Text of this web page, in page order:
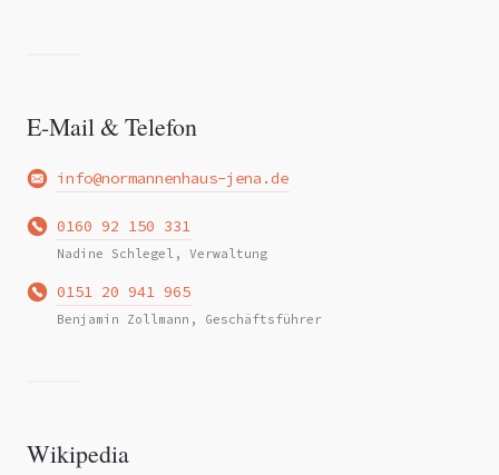
E-Mail & Telefon
info@normannenhaus-jena.de
0160 92 150 331
Nadine Schlegel, Verwaltung
0151 20 941 965
Benjamin Zollmann, Geschäftsführer
Wikipedia